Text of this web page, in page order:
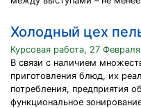
Холодный цех
Курсовая работа, 27
В связи с наличием
приготовления блюд, их
потребления, предприятия
функциональное